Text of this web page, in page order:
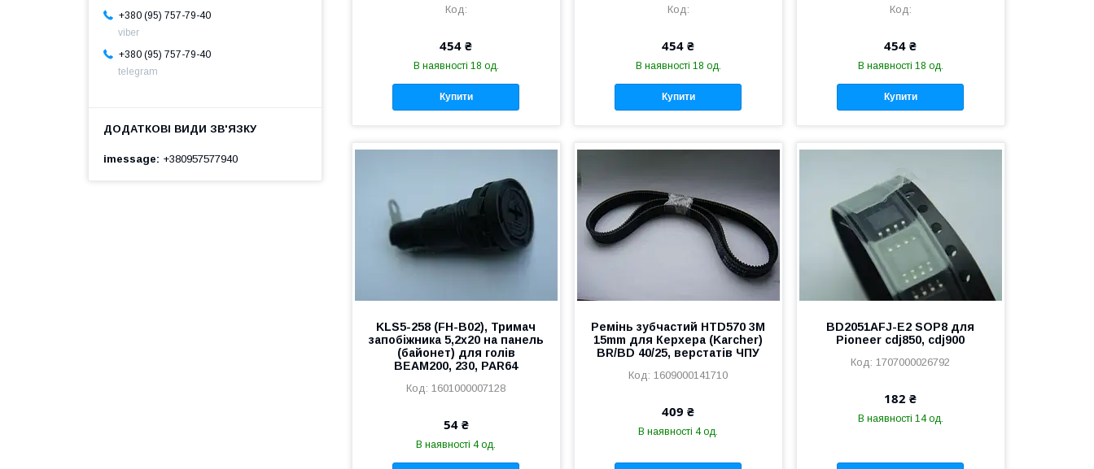
454 ₴
В наявності 18 од.
Купити
454 ₴
В наявності 18 од.
Купити
454 ₴
В наявності 18 од.
Купити
KLS5-258 (FH-B02), Тримач
запобіжника 5,2х20 на панель
(байонет) для голів
BEAM200, 230, PAR64
1601000007128
54 ₴
В наявності 4 од.
Ремінь зубчастий HTD570 3M
15mm для Керхера (Karcher)
BR/BD 40/25, верстатів ЧПУ
1609000141710
409 ₴
В наявності 4 од.
BD2051AFJ-E2 SOP8 для
Pioneer cdj850, cdj900
1707000026792
182 ₴
В наявності 14 од.
+380 (95) 757-79-40
viber
+380 (95) 757-79-40
telegram
imessage +380957577940